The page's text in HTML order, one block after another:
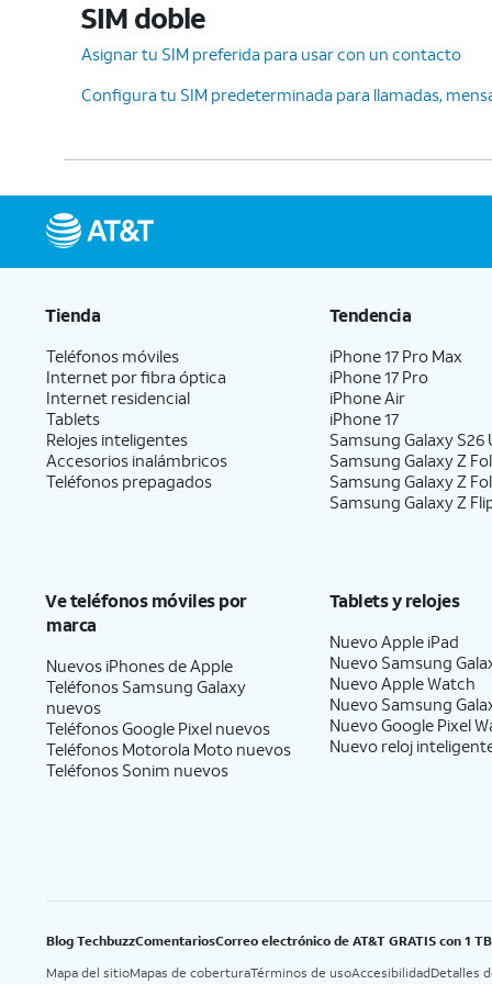
SIM doble
Asignar tu SIM preferida para usar con un contacto
Configura tu SIM predeterminada para llamadas,
Tienda
Teléfonos móviles
Internet por fibra óptica
Internet residencial
Tablets
Relojes inteligentes
Accesorios inalámbricos
Teléfonos prepagados
Tendencia
iPhone 17 Pro Max
iPhone 17 Pro
iPhone Air
iPhone 17
Samsung Galaxy S26
Samsung Galaxy Z
Samsung Galaxy Z
Samsung Galaxy Z
Ve teléfonos móviles por
marca
Nuevos iPhones de Apple
Teléfonos Samsung Galaxy
nuevos
Teléfonos Google Pixel nuevos
Teléfonos Motorola Moto nuevos
Teléfonos Sonim nuevos
Tablets y relojes
Nuevo Apple iPad
Nuevo Samsung
Nuevo Apple Watch
Nuevo Samsung
Nuevo Google Pixel
Nuevo reloj
Blog TechbuzzComentariosCorreo electrónico de AT&T GRATIS con 1
Mapa del sitioMapas de coberturaTérminos de usoAccesibilidadDetalles